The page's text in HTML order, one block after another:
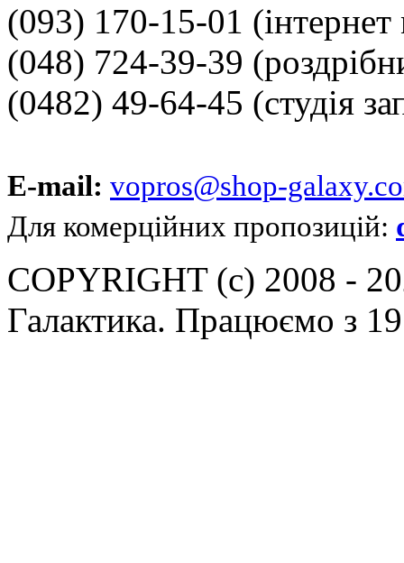
(093) 170-15-01
(048) 724-39-39
(0482) 49-64-45 (студія
E-mail: vopros@shop-
Для комерційних пропозицій:
COPYRIGHT (c) 2008 -
Галактика. Працюємо з